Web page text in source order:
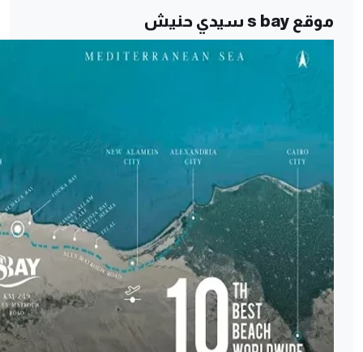
موقع s bay سيدي حنيش